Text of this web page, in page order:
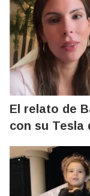
El relato de
con su Tesla